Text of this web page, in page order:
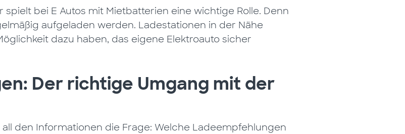
bei E Autos mit Mietbatterien eine wichtige Rolle. Denn
aufgeladen werden. Ladestationen in der Nähe
dazu haben, das eigene Elektroauto sicher
Der richtige Umgang mit der
den Informationen die Frage: Welche Ladeempfehlungen